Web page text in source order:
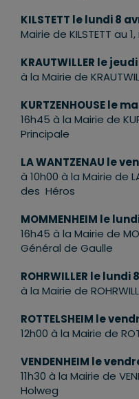
KILSTETT le lundi 8
Mairie de KILSTETT au
KRAUTWILLER le
à la Mairie de
KURTZENHOUSE le
16h45 à la Mairie de
Principale
LA WANTZENAU le
à 10h00 à la Mairie de
des Héros
MOMMENHEIM le
16h45 à la Mairie de
Général de Gaulle
ROHRWILLER le lundi
à la Mairie de
ROTTELSHEIM le
12h00 à la Mairie de
VENDENHEIM le
11h30 à la Mairie de
Holweg